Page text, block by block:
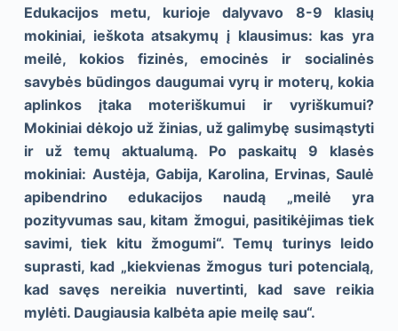
Edukacijos metu, kurioje dalyvavo 8-9 klasių
mokiniai, ieškota atsakymų į klausimus: kas yra
meilė, kokios fizinės, emocinės ir socialinės
savybės būdingos daugumai vyrų ir moterų, kokia
aplinkos įtaka moteriškumui ir vyriškumui?
Mokiniai dėkojo už žinias, už galimybę susimąstyti
ir už temų aktualumą. Po paskaitų 9 klasės
mokiniai: Austėja, Gabija, Karolina, Ervinas, Saulė
apibendrino edukacijos naudą „meilė yra
pozityvumas sau, kitam žmogui, pasitikėjimas tiek
savimi, tiek kitu žmogumi“. Temų turinys leido
suprasti, kad „kiekvienas žmogus turi potencialą,
kad savęs nereikia nuvertinti, kad save reikia
mylėti. Daugiausia kalbėta apie meilę sau“.